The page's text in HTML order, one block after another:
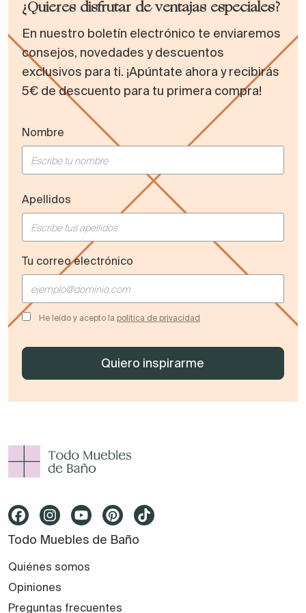
¿Quieres disfrutar de ventajas especiales?
En nuestro boletín electrónico te enviaremos
consejos, novedades y descuentos
exclusivos para ti. ¡Apúntate ahora y recibirás
5€ de descuento para tu primera compra!
Nombre
Apellidos
Tu correo electrónico
He leído y acepto la política de privacidad
Todo Muebles de Baño
Quiénes somos
Opiniones
Preguntas frecuentes